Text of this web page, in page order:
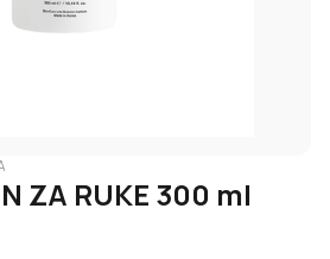
ZA RUKE 300 ml